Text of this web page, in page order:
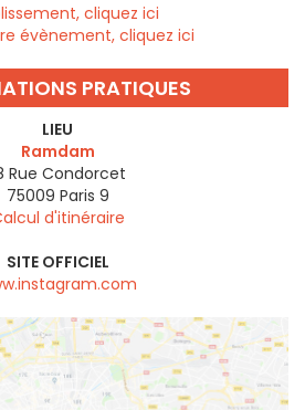
cliquez ici
évènement, cliquez ici
PRATIQUES
LIEU
Ramdam
Rue Condorcet
75009 Paris 9
d'itinéraire
SITE OFFICIEL